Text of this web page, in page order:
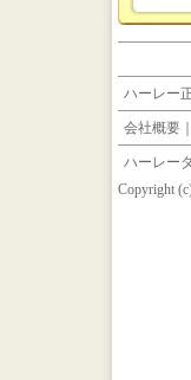
ハーレー
会社概要 ｜
ハーレー
Copyright